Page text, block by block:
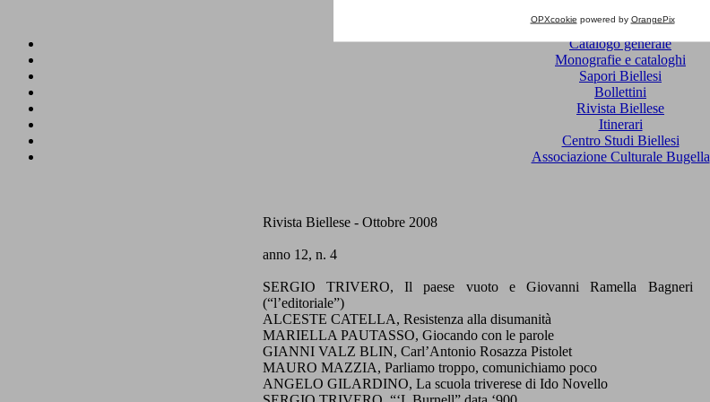
OPXcookie powered by OrangePix
Catalogo generale
Monografie e cataloghi
Sapori Biellesi
Bollettini
Rivista Biellese
Itinerari
Centro Studi Biellesi
Associazione Culturale Bugella
Rivista Biellese - Ottobre 2008
anno 12, n. 4
SERGIO TRIVERO, Il paese vuoto e Giovanni Ramella Bagneri
(“l’editoriale”)
ALCESTE CATELLA, Resistenza alla disumanità
MARIELLA PAUTASSO, Giocando con le parole
GIANNI VALZ BLIN, Carl’Antonio Rosazza Pistolet
MAURO MAZZIA, Parliamo troppo, comunichiamo poco
ANGELO GILARDINO, La scuola triverese di Ido Novello